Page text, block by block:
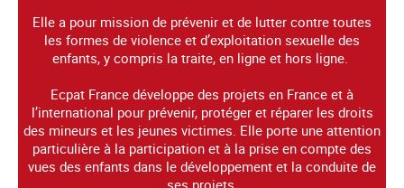
Elle a pour mission de prévenir et de lutter contre toutes
les formes de violence et d’exploitation sexuelle des
enfants, y compris la traite, en ligne et hors ligne.
Ecpat France développe des projets en France et à
l’international pour prévenir, protéger et réparer les droits
des mineurs et les jeunes victimes. Elle porte une attention
particulière à la participation et à la prise en compte des
vues des enfants dans le développement et la conduite de
ses projets.